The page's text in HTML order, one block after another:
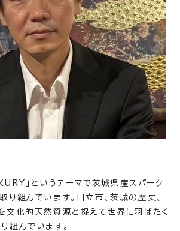
」というテーマで茨城県産スパーク
り組んでいます。日立市、茨城の歴史、
文化的天然資源と捉えて世界に羽ばたく
組んでいます。